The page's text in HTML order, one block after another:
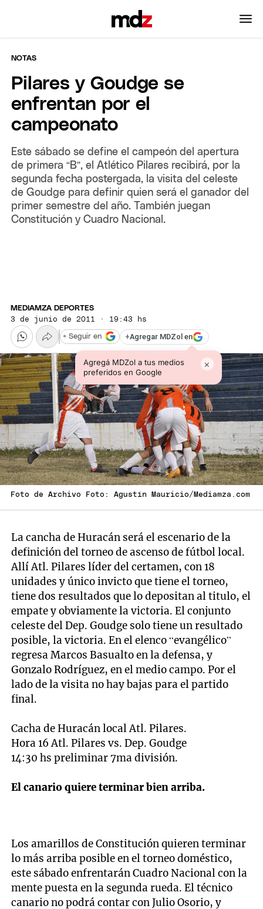
NOTAS
Pilares y Goudge se
enfrentan por el
campeonato
Este sábado se define el campeón del apertura
de primera “B”, el Atlético Pilares recibirá, por la
segunda fecha postergada, la visita del celeste
de Goudge para definir quien será el ganador del
primer semestre del año. También juegan
Constitución y Cuadro Nacional.
MEDIAMZA DEPORTES
3 de junio de 2011 · 19:43 hs
+Agregar MDZol en
Agregá MDZol a tus medios
preferidos en Google
×
+ Seguir en
Foto de Archivo Foto: Agustín Mauricio/Mediamza.com
La cancha de Huracán será el escenario de la
definición del torneo de ascenso de fútbol local.
Allí Atl. Pilares líder del certamen, con 18
unidades y único invicto que tiene el torneo,
tiene dos resultados que lo depositan al titulo, el
empate y obviamente la victoria. El conjunto
celeste del Dep. Goudge solo tiene un resultado
posible, la victoria. En el elenco “evangélico”
regresa Marcos Basualto en la defensa, y
Gonzalo Rodríguez, en el medio campo. Por el
lado de la visita no hay bajas para el partido
final.
Cacha de Huracán local Atl. Pilares.
Hora 16 Atl. Pilares vs. Dep. Goudge
14:30 hs preliminar 7ma división.
El canario quiere terminar bien arriba.
Los amarillos de Constitución quieren terminar
lo más arriba posible en el torneo doméstico,
este sábado enfrentarán Cuadro Nacional con la
mente puesta en la segunda rueda. El técnico
canario no podrá contar con Julio Osorio, y